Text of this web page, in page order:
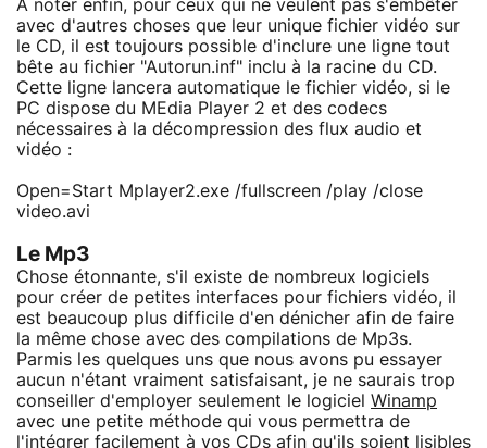
A noter enfin, pour ceux qui ne veulent pas s'embêter
avec d'autres choses que leur unique fichier vidéo sur
le CD, il est toujours possible d'inclure une ligne tout
bête au fichier "Autorun.inf" inclu à la racine du CD.
Cette ligne lancera automatique le fichier vidéo, si le
PC dispose du MEdia Player 2 et des codecs
nécessaires à la décompression des flux audio et
vidéo :
Open=Start Mplayer2.exe /fullscreen /play /close
video.avi
Le Mp3
Chose étonnante, s'il existe de nombreux logiciels
pour créer de petites interfaces pour fichiers vidéo, il
est beaucoup plus difficile d'en dénicher afin de faire
la même chose avec des compilations de Mp3s.
Parmis les quelques uns que nous avons pu essayer
aucun n'étant vraiment satisfaisant, je ne saurais trop
conseiller d'employer seulement le logiciel Winamp
avec une petite méthode qui vous permettra de
l'intégrer facilement à vos CDs afin qu'ils soient lisibles